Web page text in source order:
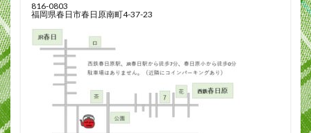
816-0803
福岡県春日市春日原南町4-37-23